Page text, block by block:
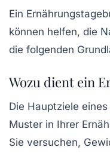
Ein
können helfen, die
die folgenden
Wozu dient ein
Die Hauptziele
Muster in Ihrer
Sie versuchen,